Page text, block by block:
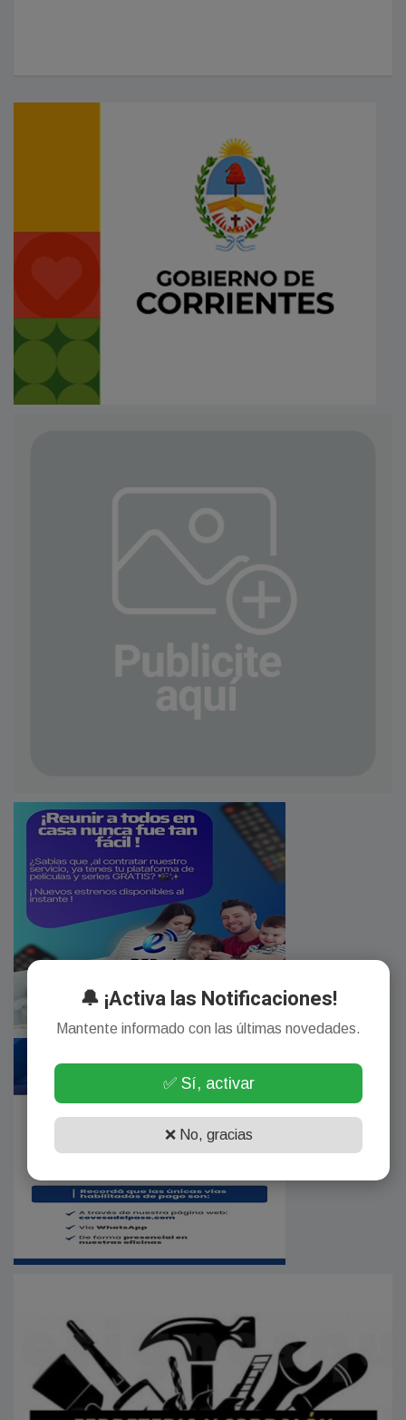
🔔 ¡Activa las Notificaciones!
Mantente informado con las últimas novedades.
✅ Sí, activar
❌ No, gracias